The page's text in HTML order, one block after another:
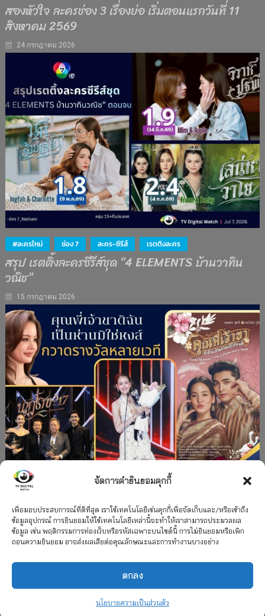
จัดการคำยินยอมคุกกี้
เพื่อมอบประสบการณ์ที่ดีที่สุด เราใช้เทคโนโลยีเช่นคุกกี้เพื่อจัดเก็บและ/หรือเข้าถึง
ข้อมูลอุปกรณ์ การยินยอมให้ใช้เทคโนโลยีเหล่านี้จะทำให้เราสามารถประมวลผล
ข้อมูล เช่น พฤติกรรมการท่องเว็บหรือรหัสเฉพาะบนไซต์นี้ การไม่ยินยอมหรือเพิก
ถอนความยินยอม อาจส่งผลเสียต่อคุณลักษณะและการทำงานบางอย่าง
ตกลง
นโยบายความเป็นส่วนตัว
สองหัวใจ ละครช่อง 3 เรื่องย่อ เริ่มตอนแรกวันที่ 11
สิงหาคม 2569
24 กรกฎาคม 2026
#ละครใหม่ ช่อง 7 ละคร-ซีรีส์ เรตติงละคร
สรุป เรตติ้งละครซีรีส์ชุด “4 ELEMENTS บ้านวาทิน
วณิช”
15 กรกฎาคม 2026
”คุณพี่เจ้าขาดิฉันเป็นห่านมิใช่หงส์” กวาดรางวัล
เพียบ จาก 8 เวที
2026 TV Digital Watch All Rights Reserved.
รวมเรตติ้ง 2018-2022
สื่อวีดิทัศน์